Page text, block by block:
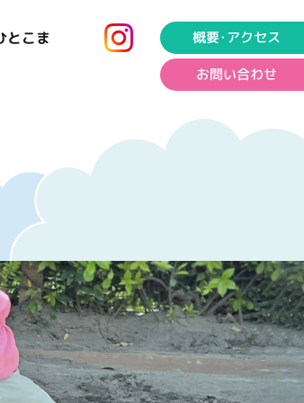
とこま 概要･アクセス
お問い合わせ